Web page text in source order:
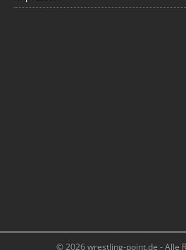
© 2026 wrestling-point.de - Alle